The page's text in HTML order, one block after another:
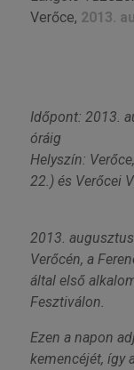
Verőce, 2013.
Időpont: 2013.
óráig
Helyszín:
22.) és Verőcei
2013.
Verőcén, a
által első
Fesztiválon.
Ezen a napon
kemencéjét, így